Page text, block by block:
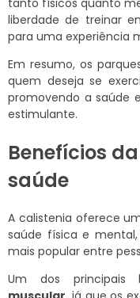
tanto físicos quanto
liberdade de treinar
para uma experiência
Em resumo, os
quem deseja se
promovendo a saúde
estimulante.
Benefícios
saúde
A calistenia oferece
saúde física e
mais popular entre
Um dos